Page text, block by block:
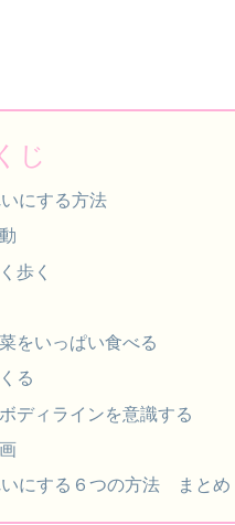
じ
にする方法
く歩く
をいっぱい食べる
る
ディラインを意識する
いにする６つの方法 まと